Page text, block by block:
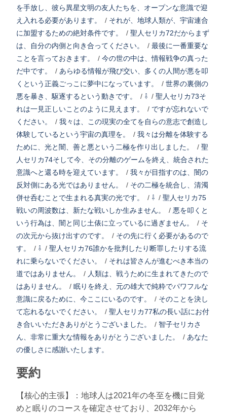
を手放し、彼ら異星文明の友人たちを、オープンな意識で迎
え入れる必要があります。
/ それが、地球人類が、宇宙連合
に加盟するための絶対条件です。
/ 聖人セリカ72だからまず
は、自分の内側と向き合ってください。
/ 最後に一番重要な
ことを言っておきます。
/ 今の世の中は、情報戦争の真った
だ中です。
/ あらゆる情報が飛び交い、多くの人間が悪を叩
くという正義ごっこに夢中になっています。
/ 世界の裏側の
悪を暴き、駆逐するという動きです。
/ ⇩ / 聖人セリカ73そ
れは一見正しいことのように見えます。
/ ですが忘れないで
ください。
/ 我々は、この現実の全てを自らの意志で創造し
体験しているという宇宙の真理を。
/ 我々は分離を体験する
ために、光と闇、善と悪という二極を作り出しました。
/ 聖
人セリカ74そして今、その分離のゲームを終え、統合された
意識へと還る時を迎えています。
/ 我々が目指すのは、闇の
反対側にある光ではありません。
/ その二極を統合し、清濁
併せ呑むことで生まれる真実の光です。
/ ⇩ / 聖人セリカ75
戦いの周波数は、新たな戦いしか生みません。
/ 悪を叩くと
いう行為は、闇と同じ土俵に立っているに過ぎません。
/ そ
の次元から抜け出すのです。
/ その先に行く必要があるので
す。
/ ⇩ / 聖人セリカ76誰かを批判したり断罪したりする流
れに乗らないでください。
/ それは皆さんが進むべき本当の
道ではありません。
/ 人類は、戦うために生まれてきたので
はありません。
/ 眠りを終え、元の雄大で純粋でパワフルな
意識に戻るために、今ここにいるのです。
/ そのことを決し
て忘れるないでください。
/ 聖人セリカ77私の長い話にお付
き合いいただきありがとうございました。
/ 智子セリカさ
ん、非常に重大な情報をありがとうございました。
/ あなた
の優しさに感謝いたします。
要約
【核心的主張】：地球人は2021年の冬至を機に目覚
めと眠りのコースを確定させており、2032年から